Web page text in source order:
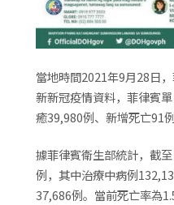
當地時間2021年9月28日
新新冠疫情資料，菲律賓
癒39,980例、新增死亡91例
據菲律賓衛生部統計，截
例，其中治療中病例
37,686例。當前死亡率為